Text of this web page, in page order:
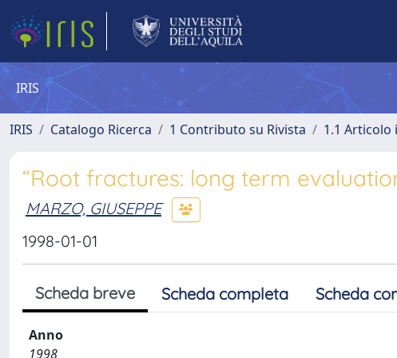
IRIS
IRIS Catalogo Ricerca 1 Contributo su Rivista 1.1 Articolo
“Root fractures: long term
MARZO, GIUSEPPE
1998-01-01
Scheda breve Scheda completa Scheda
Anno
1998